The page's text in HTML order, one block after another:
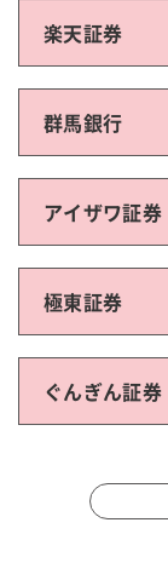
楽天証券
群馬銀行
アイザワ証券
極東証券
ぐんぎん証券